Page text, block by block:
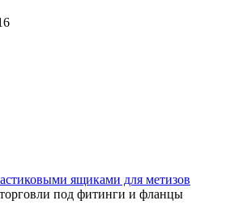
ящиками для метизов
под фитинги и фланцы